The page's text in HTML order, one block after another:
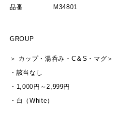
品番
M34801
GROUP
＞ カップ・湯呑み・C＆S・マグ ＞
・ 該当なし
・ 1,000円～2,999円
・ 白（White）